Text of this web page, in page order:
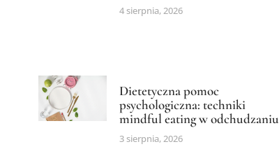
4 sierpnia, 2026
Dietetyczna pomoc
psychologiczna: techniki
mindful eating w odchudzaniu
3 sierpnia, 2026